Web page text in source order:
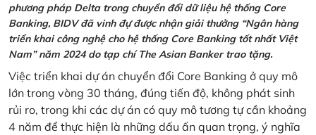
phương pháp Delta trong chuyển đổi dữ liệu hệ thống Core
Banking, BIDV đã vinh đự được nhận giải thưởng “Ngân hàng
triển khai công nghệ cho hệ thống Core Banking tốt nhất Việt
Nam” năm 2024 do tạp chí The Asian Banker trao tặng.
Việc triển khai dự án chuyển đổi Core Banking ở quy mô
lớn trong vòng 30 tháng, đúng tiến độ, không phát sinh
rủi ro, trong khi các dự án có quy mô tương tự cần khoảng
4 năm để thực hiện là những dấu ấn quan trọng, ý nghĩa